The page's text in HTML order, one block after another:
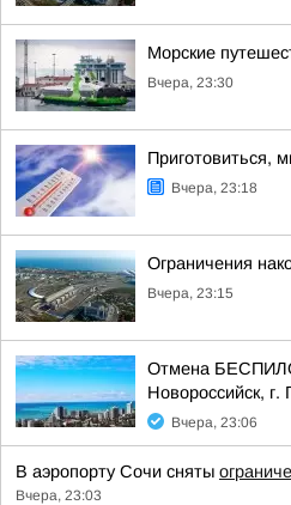
Морские
Вчера, 23:30
Приготовиться,
Вчера, 23:18
Ограничения
Вчера, 23:15
Отмена
Новороссийск,
Вчера, 23:06
В аэропорту Сочи сняты
Вчера, 23:03